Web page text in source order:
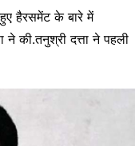
हैरसमेंट के बारे में
की.तनुश्री दत्ता ने पहली